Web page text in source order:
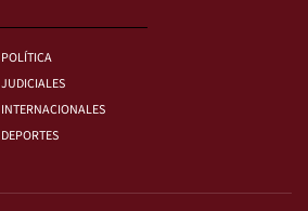
POLÍTICA
JUDICIALES
INTERNACIONALES
DEPORTES